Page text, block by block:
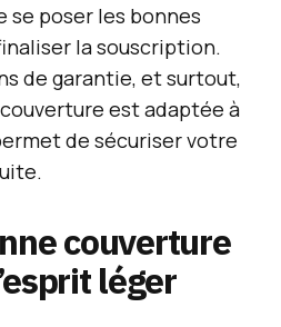
se poser les bonnes
la souscription.
de garantie, et surtout,
est adaptée à
de sécuriser votre
couverture
léger